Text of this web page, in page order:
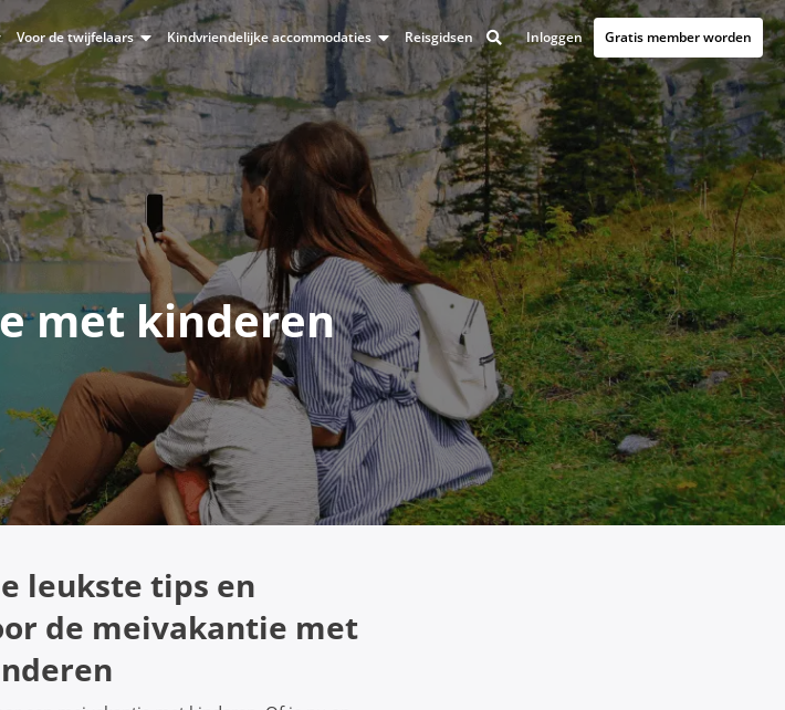
Voor de twijfelaars Kindvriendelijke accommodaties Reisgidsen Inloggen Gratis member worden
met kinderen
leukste tips en
de meivakantie met